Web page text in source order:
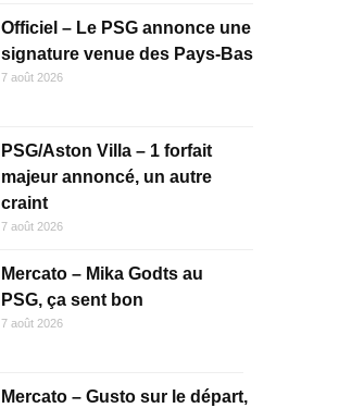
Officiel – Le PSG annonce une
signature venue des Pays-Bas
7 août 2026
PSG/Aston Villa – 1 forfait
majeur annoncé, un autre
craint
7 août 2026
Mercato – Mika Godts au
PSG, ça sent bon
7 août 2026
Mercato – Gusto sur le départ,